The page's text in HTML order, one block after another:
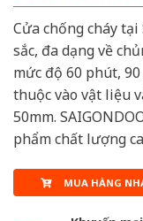
Cửa chống cháy tại
sắc, đa dạng về
mức độ 60 phút,
thuộc vào vật liệu
50mm.
phẩm chất lượng
MUA HÀNG